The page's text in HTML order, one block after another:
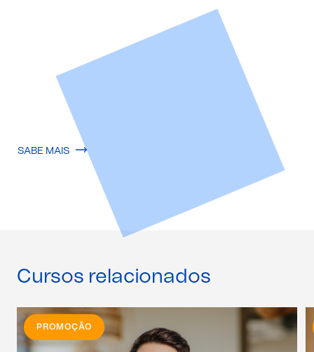
SABE MAIS
Cursos relacionados
PROMOÇÃO